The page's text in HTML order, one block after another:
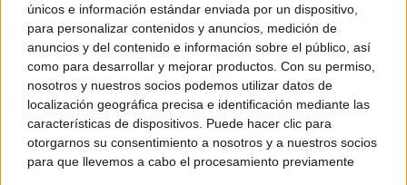
únicos e información estándar enviada por un dispositivo,
para personalizar contenidos y anuncios, medición de
anuncios y del contenido e información sobre el público, así
como para desarrollar y mejorar productos. Con su permiso,
nosotros y nuestros socios podemos utilizar datos de
localización geográfica precisa e identificación mediante las
características de dispositivos. Puede hacer clic para
otorgarnos su consentimiento a nosotros y a nuestros socios
para que llevemos a cabo el procesamiento previamente